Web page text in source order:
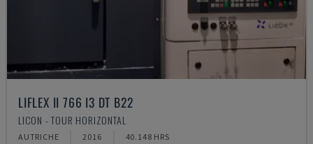
LIFLEX II 766 I3 DT B22
LICON - TOUR HORIZONTAL
AUTRICHE 2016 40.148 HRS